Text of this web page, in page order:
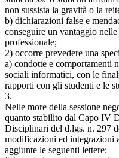
non sussista la gravità o la
b) dichiarazioni false e
conseguire un vantaggio
professionale;
2) occorre prevedere una
a) condotte e comportamenti
sociali informatici, con le
rapporti con gli studenti e le
3.
Nelle more della sessione
quanto stabilito dal Capo IV
Disciplinari del d.lgs. n. 297
modificazioni ed integrazioni
aggiunte le seguenti lettere: